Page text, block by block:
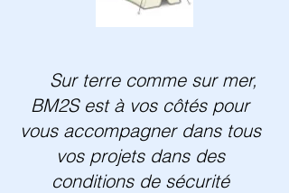
Sur terre comme sur mer,
BM2S est à vos côtés pour
vous accompagner dans tous
vos projets dans des
conditions de sécurité